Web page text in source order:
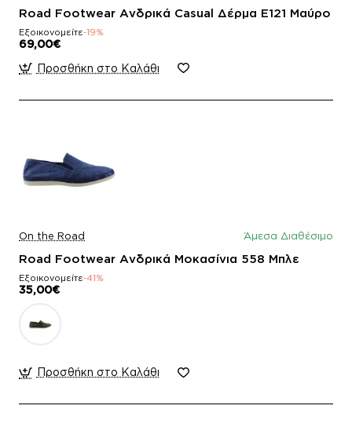
Road Footwear Ανδρικά Casual Δέρμα E121 Μαύρο
Εξοικονομείτε-19%
69,00€
Προσθήκη στο Καλάθι
On the Road Άμεσα Διαθέσιμο
Road Footwear Ανδρικά Μοκασίνια 558 Μπλε
Εξοικονομείτε-41%
35,00€
Προσθήκη στο Καλάθι